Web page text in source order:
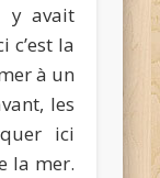
y avait
c’est la
à un
les
ici
la mer.